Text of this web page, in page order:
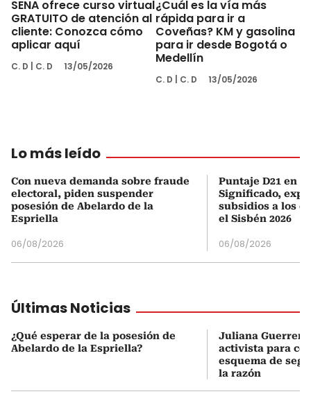
SENA ofrece curso virtual
GRATUITO de atención al
cliente: Conozca cómo
aplicar aquí
C. D C. D 13/05/2026
¿Cuál es la vía más
rápida para ir a
Coveñas? KM y gasolina
para ir desde Bogotá o
Medellín
C. D C. D 13/05/2026
Lo más leído
Con nueva demanda sobre fraude
electoral, piden suspender
posesión de Abelardo de la
Espriella
06/08/2026
Puntaje D21 en
Significado,
subsidios a los
el Sisbén 2026
06/08/2026
Últimas Noticias
¿Qué esperar de la posesión de
Abelardo de la Espriella?
Juliana Guerrero
activista para
esquema de
la razón